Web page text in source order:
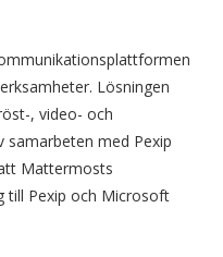
Lösningen
, video- och
samarbeten med Pexip
Mattermosts
till Pexip och Microsoft